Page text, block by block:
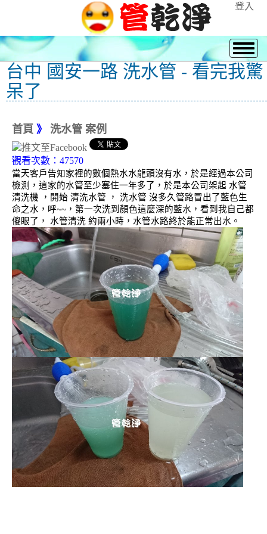
登入
台中 國安一路 洗水管 - 看完我驚
呆了
首頁 》 洗水管 案例
觀看次數：47570
當天客戶告知家裡的數個熱水水龍頭沒有水，於是經過本公司
檢測，這家的水管至少塞住一年多了，於是本公司架起 水管
清洗機 ，開始 清洗水管 ， 洗水管 沒多久管路冒出了藍色生
命之水，呼~~，第一次洗到顏色這麼深的藍水，看到我自己都
傻眼了， 水管清洗 約兩小時，水管水路終於能正常出水。